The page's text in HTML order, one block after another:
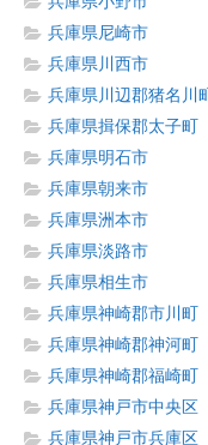
兵庫県尼崎市
兵庫県川西市
兵庫県川辺郡猪名川町
兵庫県揖保郡太子町
兵庫県明石市
兵庫県朝来市
兵庫県洲本市
兵庫県淡路市
兵庫県相生市
兵庫県神崎郡市川町
兵庫県神崎郡神河町
兵庫県神崎郡福崎町
兵庫県神戸市中央区
兵庫県神戸市兵庫区